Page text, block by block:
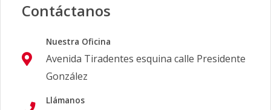
Contáctanos
Nuestra Oficina
Avenida Tiradentes esquina calle Presidente
González
Llámanos